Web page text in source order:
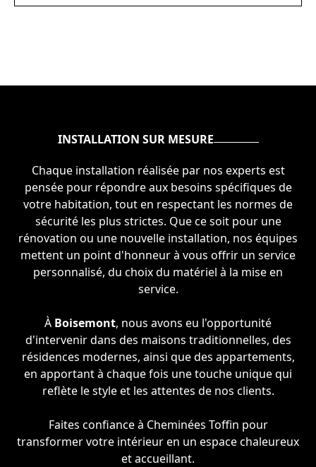
INSTALLATION SUR MESURE
Chaque installation réalisée par nos experts est
pensée pour répondre aux besoins spécifiques de
votre habitation, tout en respectant les normes de
sécurité les plus strictes. Que ce soit pour une
rénovation ou une nouvelle installation, nos équipes
mettent un point d'honneur à vous offrir un service
personnalisé, du choix du matériel à la mise en
service.
À Boisemont, nous avons eu l'opportunité
d'intervenir dans des maisons traditionnelles, des
résidences modernes, ainsi que des appartements,
en apportant à chaque fois une touche unique qui
reflète le style et les attentes de nos clients.
Faites confiance à Cheminées Toffin pour
transformer votre intérieur en un espace chaleureux
et accueillant.